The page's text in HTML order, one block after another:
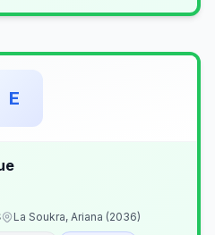
E
La Soukra, Ariana (2036)